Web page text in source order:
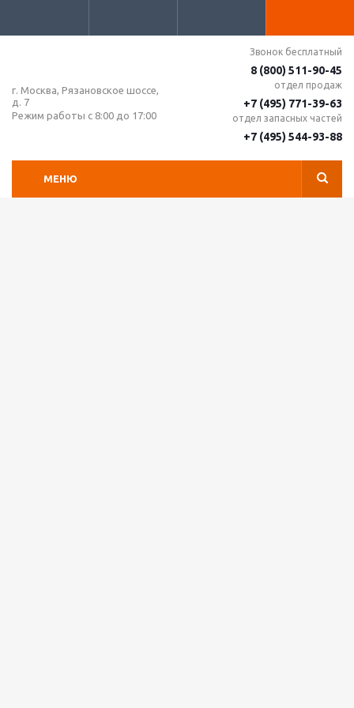
г. Москва, Рязановское шоссе,
д. 7
Режим работы с 8:00 до 17:00
Звонок бесплатный
8 (800) 511-90-45
отдел продаж
+7 (495) 771-39-63
отдел запасных частей
+7 (495) 544-93-88
МЕНЮ